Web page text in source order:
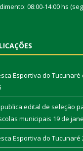
08:00-14:00 hs
Esportiva do
edital de seleção
municipais 19 de
Esportiva do Tucunaré